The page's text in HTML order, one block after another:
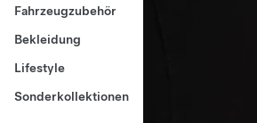
Fahrzeugzubehör
Bekleidung
Lifestyle
Sonderkollektionen